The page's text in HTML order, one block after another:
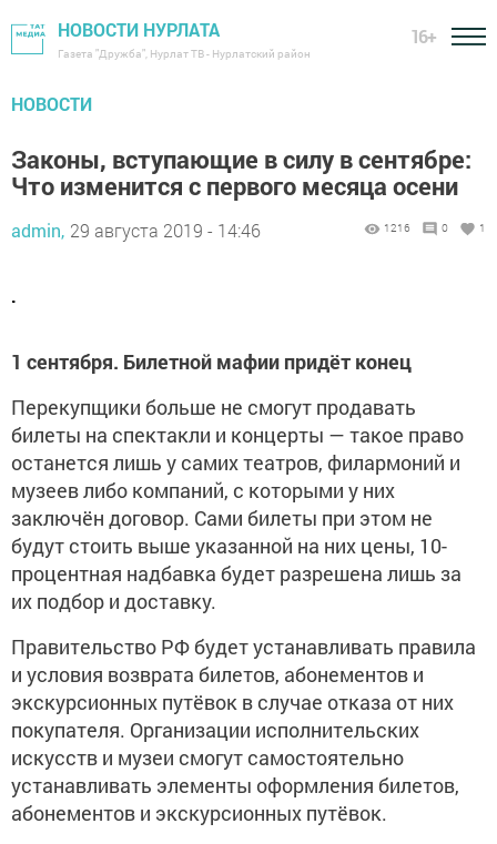
НОВОСТИ НУРЛАТА
Газета "Дружба", Нурлат ТВ - Нурлатский район
16+
НОВОСТИ
Законы, вступающие в силу в сентябре:
Что изменится с первого месяца осени
admin, 29 августа 2019 - 14:46 1216 0 1
.
1 сентября. Билетной мафии придёт конец
Перекупщики больше не смогут продавать
билеты на спектакли и концерты — такое право
останется лишь у самих театров, филармоний и
музеев либо компаний, с которыми у них
заключён договор. Сами билеты при этом не
будут стоить выше указанной на них цены, 10-
процентная надбавка будет разрешена лишь за
их подбор и доставку.
Правительство РФ будет устанавливать правила
и условия возврата билетов, абонементов и
экскурсионных путёвок в случае отказа от них
покупателя. Организации исполнительских
искусств и музеи смогут самостоятельно
устанавливать элементы оформления билетов,
абонементов и экскурсионных путёвок.